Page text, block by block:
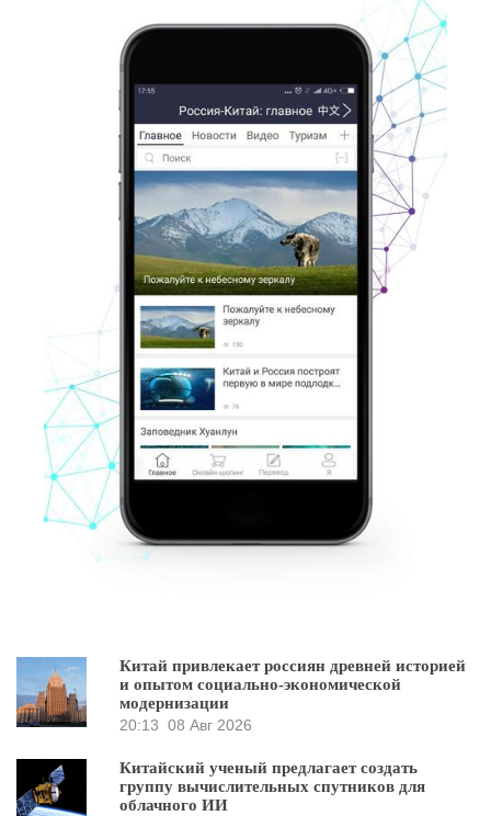
Китай привлекает россиян древней историей
и опытом социально-экономической
модернизации
20:13 08 Авг 2026
Китайский ученый предлагает создать
группу вычислительных спутников для
облачного ИИ